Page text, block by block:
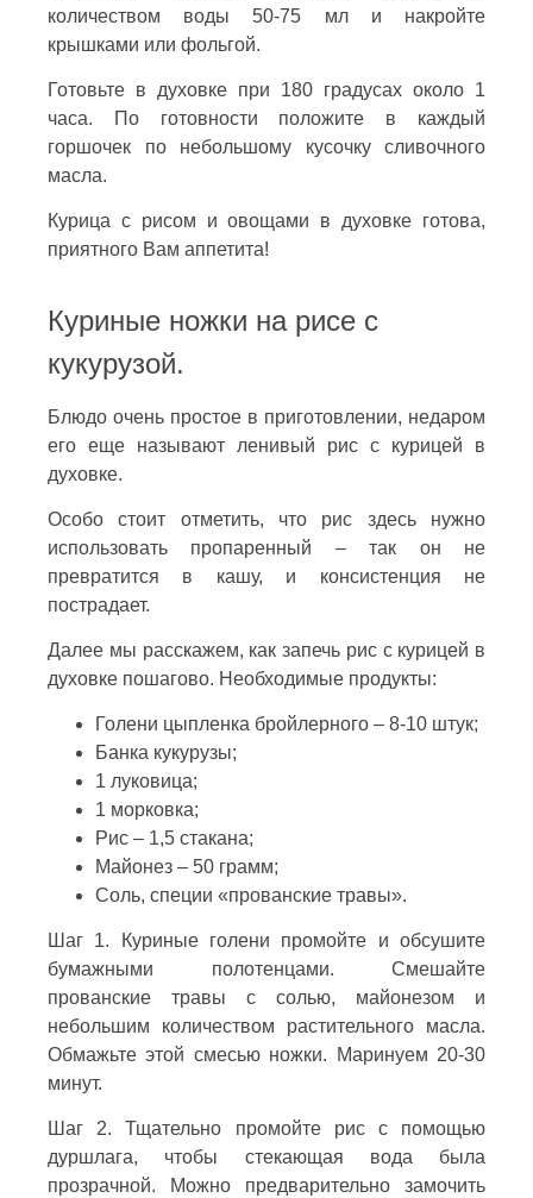
количеством воды 50-75 мл и накройте
крышками или фольгой.
Готовьте в духовке при 180 градусах около 1
часа. По готовности положите в каждый
горшочек по небольшому кусочку сливочного
масла.
Курица с рисом и овощами в духовке готова,
приятного Вам аппетита!
Куриные ножки на рисе с
кукурузой.
Блюдо очень простое в приготовлении, недаром
его еще называют ленивый рис с курицей в
духовке.
Особо стоит отметить, что рис здесь нужно
использовать пропаренный – так он не
превратится в кашу, и консистенция не
пострадает.
Далее мы расскажем, как запечь рис с курицей в
духовке пошагово. Необходимые продукты:
Голени цыпленка бройлерного – 8-10 штук;
Банка кукурузы;
1 луковица;
1 морковка;
Рис – 1,5 стакана;
Майонез – 50 грамм;
Соль, специи «прованские травы».
Шаг 1. Куриные голени промойте и обсушите
бумажными полотенцами. Смешайте
прованские травы с солью, майонезом и
небольшим количеством растительного масла.
Обмажьте этой смесью ножки. Маринуем 20-30
минут.
Шаг 2. Тщательно промойте рис с помощью
дуршлага, чтобы стекающая вода была
прозрачной. Можно предварительно замочить